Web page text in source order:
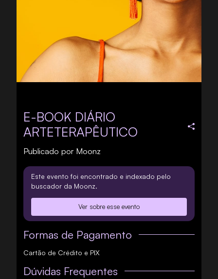
E-BOOK DIÁRIO
ARTETERAPÊUTICO
Publicado por Moonz
Este evento foi encontrado e indexado pelo
buscador da Moonz.
Ver sobre esse evento
Formas de Pagamento
Cartão de Crédito e PIX
Dúvidas Frequentes